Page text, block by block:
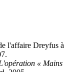
l'affaire Dreyfus à
« Mains